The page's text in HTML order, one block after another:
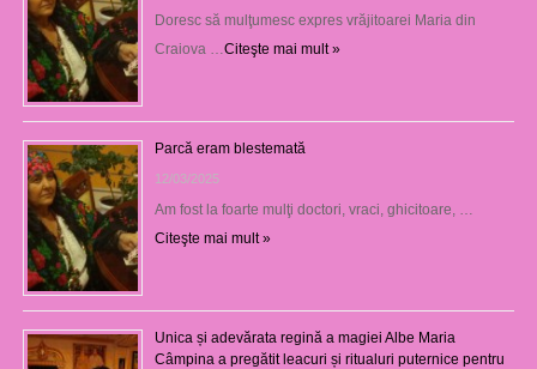
Doresc să mulţumesc expres vrăjitoarei Maria din
Craiova … Citeşte mai mult »
Parcă eram blestemată
12/03/2025
Am fost la foarte mulţi doctori, vraci, ghicitoare, …
Citeşte mai mult »
Unica și adevărata regină a magiei Albe Maria
Câmpina a pregătit leacuri și ritualuri puternice pentru